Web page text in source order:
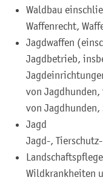
Waldbau
Waffenrecht,
Jagdwaffen
Jagdbetrieb,
von
von
Jagd
Jagd-,
Wildkrankheiten